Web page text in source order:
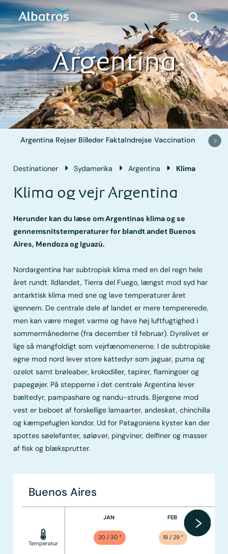
Argentina
Argentina Rejser Billeder FaktaIndrejse Vaccination
Destinationer Sydamerika Argentina Klima
Klima og vejr Argentina
Herunder kan du læse om Argentinas klima og se
gennemsnitstemperaturer for blandt andet Buenos
Aires, Mendoza og Iguazú.
Nordargentina har subtropisk klima med en del regn hele
året rundt. Ildlandet, Tierra del Fuego, længst mod syd har
antarktisk klima med sne og lave temperaturer året
igennem. De centrale dele af landet er mere tempererede,
men kan være meget varme og have høj luftfugtighed i
sommermånederne (fra december til februar). Dyrelivet er
lige så mangfoldigt som vejrfænomenerne. I de subtropiske
egne mod nord lever store kattedyr som jaguar, puma og
ozelot samt brøleaber, krokodiller, tapirer, flamingoer og
papegøjer. På stepperne i det centrale Argentina lever
bæltedyr, pampashare og nandu-struds. Bjergene mod
vest er beboet af forskellige lamaarter, andeskat, chinchilla
og kæmpefuglen kondor. Ud for Patagoniens kyster kan der
spottes søelefanter, søløver, pingviner, delfiner og masser
af fisk og blæksprutter.
Buenos Aires
Temperatur
JAN
20 / 30 °
FEB
19 / 29 °